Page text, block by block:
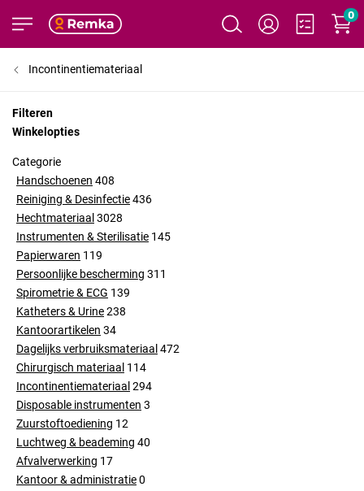
0
Incontinentiemateriaal
Filteren
Winkelopties
Categorie
Handschoenen 408
Reiniging & Desinfectie436
Hechtmateriaal 3028
Instrumenten & Sterilisatie 145
Papierwaren 119
Persoonlijke bescherming 311
Spirometrie & ECG 139
Katheters & Urine238
Kantoorartikelen 34
Dagelijks verbruiksmateriaal 472
Chirurgisch materiaal 114
Incontinentiemateriaal 294
Disposable instrumenten 3
Zuurstoftoediening 12
Luchtweg & beademing 40
Afvalverwerking 17
Kantoor & administratie0